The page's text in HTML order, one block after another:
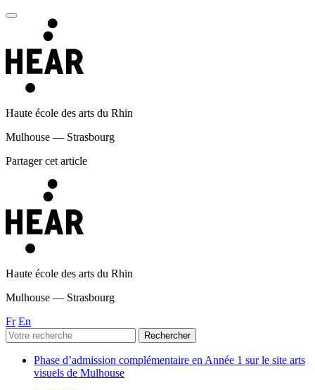
Haute école des arts du Rhin
Mulhouse — Strasbourg
Partager cet article
Haute école des arts du Rhin
Mulhouse — Strasbourg
Fr En
Phase d’admission complémentaire en Année 1 sur le site arts
visuels de Mulhouse